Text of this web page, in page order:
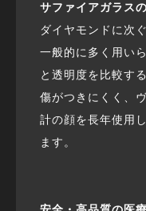
サファイアガラス
ダイヤモンドに次
一般的に多く用い
と透明度を比較す
傷がつきにくく、
計の顔を長年使用
ます。